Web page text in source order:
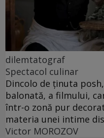
dilemtatograf
Spectacol culinar
Dincolo de ținuta
balonată, a filmului,
într-o zonă pur
materia unei intime
Victor MOROZOV